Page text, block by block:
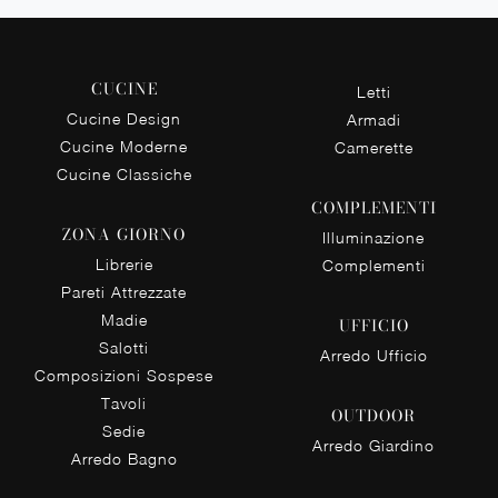
CUCINE
Cucine Design
Cucine Moderne
Cucine Classiche
ZONA GIORNO
Librerie
Pareti Attrezzate
Madie
Salotti
Composizioni Sospese
Tavoli
Sedie
Arredo Bagno
Letti
Armadi
Camerette
COMPLEMENTI
Illuminazione
Complementi
UFFICIO
Arredo Ufficio
OUTDOOR
Arredo Giardino